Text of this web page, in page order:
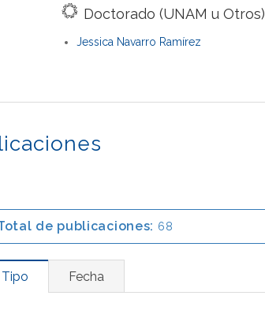
Doctorado (UNAM u Otros)
Jessica Navarro Ramírez
de publicaciones: 68
Tipo Fecha